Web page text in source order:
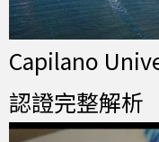
Capilano
認證完整解析